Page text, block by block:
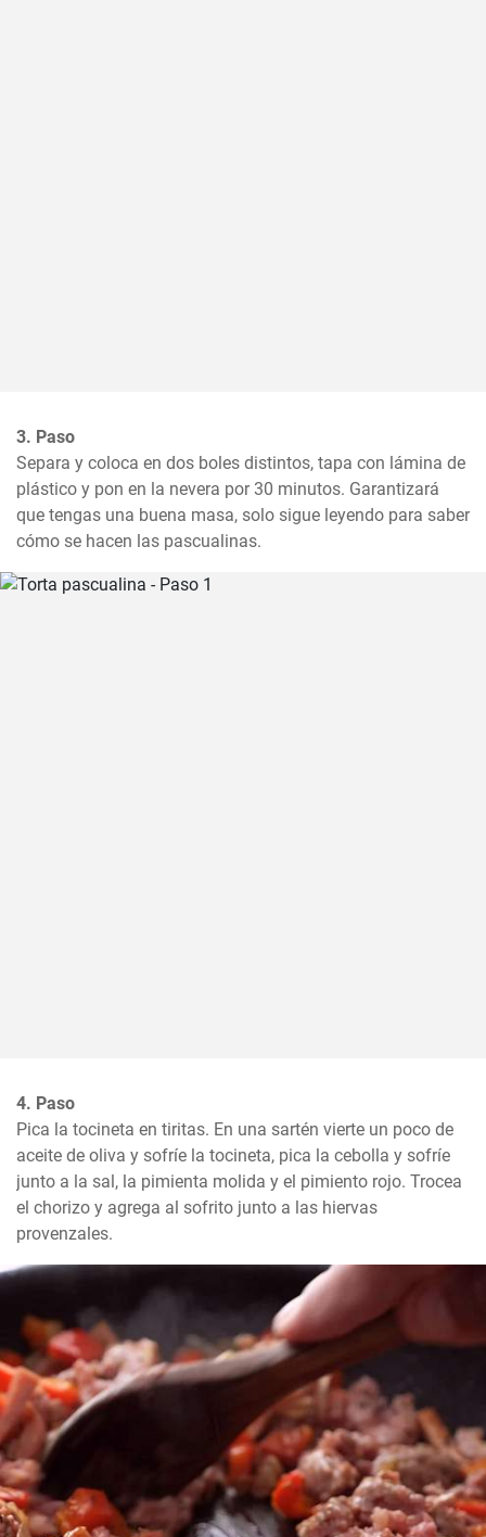
3. Paso
Separa y coloca en dos boles distintos, tapa con lámina de
plástico y pon en la nevera por 30 minutos. Garantizará
que tengas una buena masa, solo sigue leyendo para saber
cómo se hacen las pascualinas.
4. Paso
Pica la tocineta en tiritas. En una sartén vierte un poco de
aceite de oliva y sofríe la tocineta, pica la cebolla y sofríe
junto a la sal, la pimienta molida y el pimiento rojo. Trocea
el chorizo y agrega al sofrito junto a las hiervas
provenzales.